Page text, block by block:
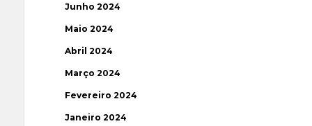
Junho 2024
Maio 2024
Abril 2024
Março 2024
Fevereiro 2024
Janeiro 2024